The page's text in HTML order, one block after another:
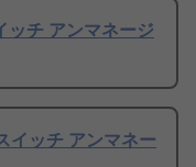
ッチ アンマネージ
ッチ アンマネー